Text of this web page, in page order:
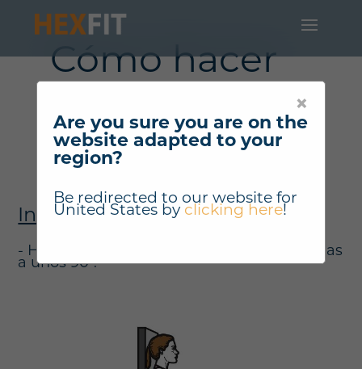
×
Are you sure you are on the
website adapted to your
region?
Be redirected to our website for
United Statesby clicking here!
Cómo hacer
"Silla en la
pared" ?
Instrucciones
- Haz la silla en una pared. Caderas y rodillas
a unos 90º.